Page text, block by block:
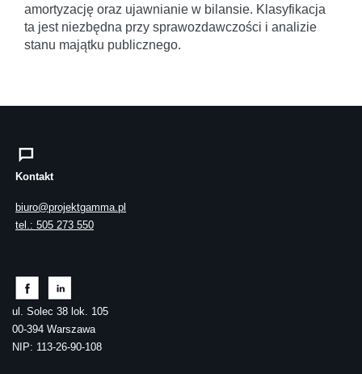
amortyzację oraz ujawnianie w bilansie. Klasyfikacja
ta jest niezbędna przy sprawozdawczości i analizie
stanu majątku publicznego.
Kontakt
biuro@projektgamma.pl
tel.: 505 273 550
ul. Solec 38 lok. 105
00-394 Warszawa
NIP: 113-26-90-108